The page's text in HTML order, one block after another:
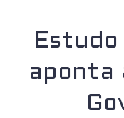
Estudo
aponta